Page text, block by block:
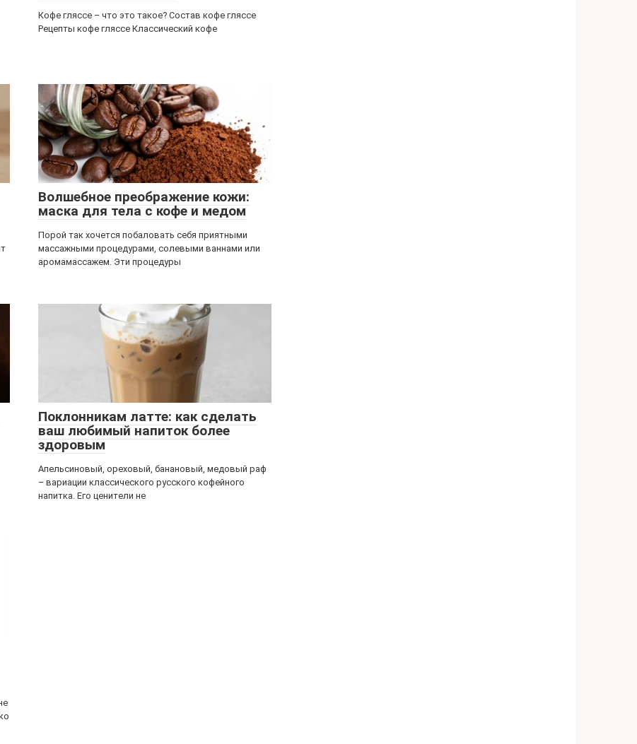
Кофе гляссе – что это такое? Состав кофе гляссе
Рецепты кофе гляссе Классический кофе
Волшебное преображение кожи:
маска для тела с кофе и медом
Порой так хочется побаловать себя приятными
массажными процедурами, солевыми ваннами или
аромамассажем. Эти процедуры
Поклонникам латте: как сделать
ваш любимый напиток более
здоровым
Апельсиновый, ореховый, банановый, медовый раф
– вариации классического русского кофейного
напитка. Его ценители не